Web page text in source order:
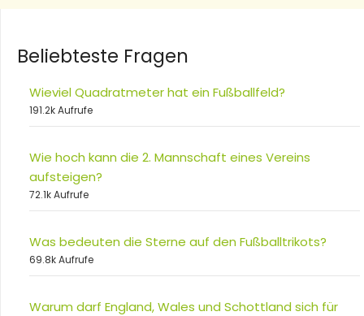
Beliebteste Fragen
Wieviel Quadratmeter hat ein Fußballfeld?
191.2k Aufrufe
Wie hoch kann die 2. Mannschaft eines Vereins
aufsteigen?
72.1k Aufrufe
Was bedeuten die Sterne auf den Fußballtrikots?
69.8k Aufrufe
Warum darf England, Wales und Schottland sich für